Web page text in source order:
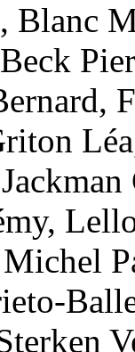
, Blanc
Beck
,
Léa
Jackman
,
Michel